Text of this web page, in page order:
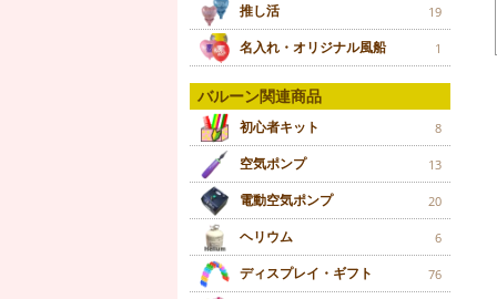
推し活 19
名入れ・オリジナル風船 1
バルーン関連商品
初心者キット 8
空気ポンプ 13
電動空気ポンプ 20
ヘリウム 6
ディスプレイ・ギフト 76